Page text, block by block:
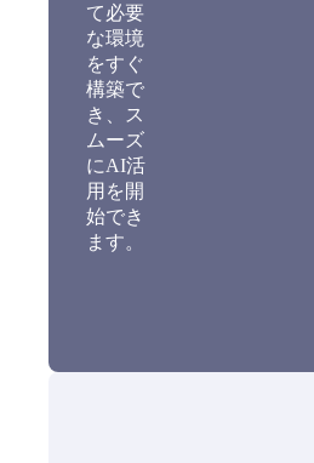
て必要
な環境
をすぐ
構築で
き、ス
ムーズ
にAI活
用を開
始でき
ます。